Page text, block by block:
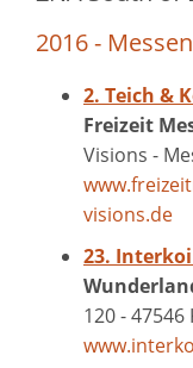
2016 -
2. Teich &
Freizeit
Visions -
visions.de
23. Interkoi
120 - 47546